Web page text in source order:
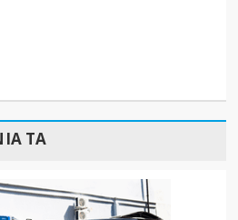
TA